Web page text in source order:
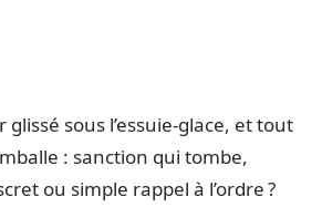
sous l’essuie-glace, et tout
: sanction qui tombe,
ou simple rappel à l’ordre ?